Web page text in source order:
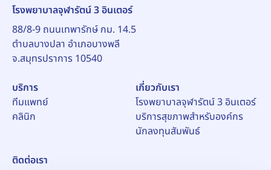
โรงพยาบาลจุฬารัตน์ 3 อินเตอร์
88/8-9 ถนนเทพารักษ์ กม. 14.5
ตำบลบางปลา อำเภอบางพลี
จ.สมุทรปราการ 10540
บริการ
ทีมแพทย์
คลินิก
เกี่ยวกับเรา
โรงพยาบาลจุฬารัตน์ 3 อินเตอร์
บริการสุขภาพสำหรับองค์กร
นักลงทุนสัมพันธ์
ติดต่อเรา